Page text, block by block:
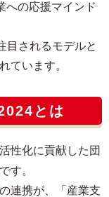
への応援マインド
目されるモデルと
ています。
とは
性化に貢献した団
す。
連携が、「産業支